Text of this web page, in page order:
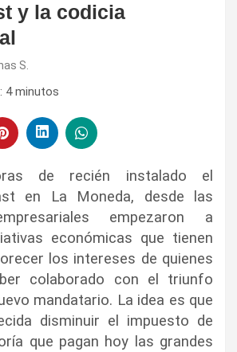
y la codicia
S.
4 minutos
de recién instalado el
en La Moneda, desde las
empezaron a
económicas que tienen
los intereses de quienes
colaborado con el triunfo
mandatario. La idea es que
disminuir el impuesto de
que pagan hoy las grandes